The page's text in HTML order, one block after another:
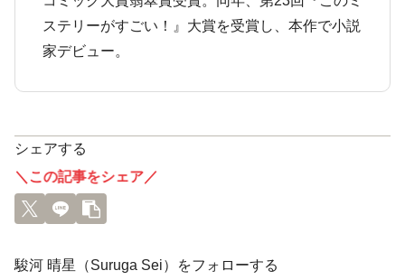
ステリーがすごい！』大賞を受賞し、本作で小説
家デビュー。
シェアする
＼この記事をシェア／
駿河 晴星（Suruga Sei）をフォローする